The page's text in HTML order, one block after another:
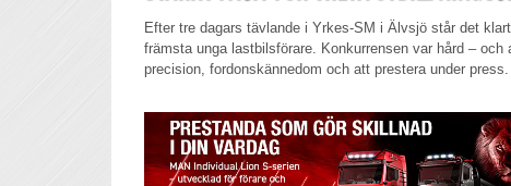
Efter tre dagars tävlande i Yrkes-SM i Älvsjö står det
främsta unga lastbilsförare. Konkurrensen var hård – och
precision, fordonskännedom och att prestera under press.